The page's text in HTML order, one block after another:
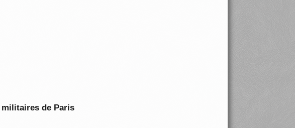
de Paris